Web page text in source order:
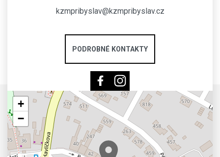
kzmpribyslav@kzmpribyslav.cz
PODROBNÉ KONTAKTY
+
−